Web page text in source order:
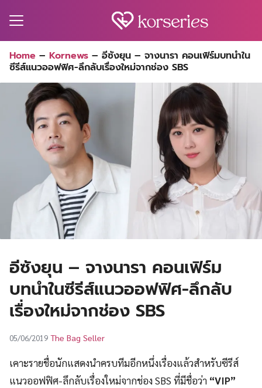
for:
Home – Kornews – อีซังยุน – จางนารา คอนเฟิร์มบทนำใน
ซีรีส์แนวออฟฟิศ-ลึกลับเรื่องใหม่จากช่อง SBS
อีซังยุน – จางนารา คอนเฟิร์ม
บทนำในซีรีส์แนวออฟฟิศ-ลึกลับ
เรื่องใหม่จากช่อง SBS
05/06/2019 The Bag Seller
เคาะรายชื่อนักแสดงนำครบทีมอีกหนึ่งเรื่องแล้วสำหรับซีรีส์
แนวออฟฟิศ-ลึกลับเรื่องใหม่จากช่อง SBS ที่มีชื่อว่า “VIP”